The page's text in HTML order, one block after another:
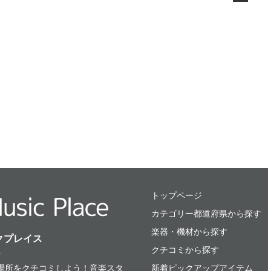
ミュージックプレイス
プレイス
所をクチコミしよう！音楽スタ
トップページ
カテゴリー都道府県から探す
楽器・機材から探す
クチコミから探す
新着ピックアップアイテム